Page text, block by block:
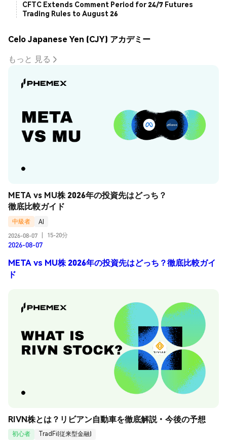
CFTC Extends Comment Period for 24/7 Futures
Trading Rules to August 26
Celo Japanese Yen (CJY) アカデミー
もっと 見る
META vs MU株 2026年の投資先はどっち？
徹底比較ガイド
中級者
AI
2026-08-07
15-20分
2026-08-07
META vs MU株 2026年の投資先はどっち？徹底比較ガイ
ド
RIVN株とは？リビアン自動車を徹底解説・今後の予想
初心者
TradFi(従来型金融)